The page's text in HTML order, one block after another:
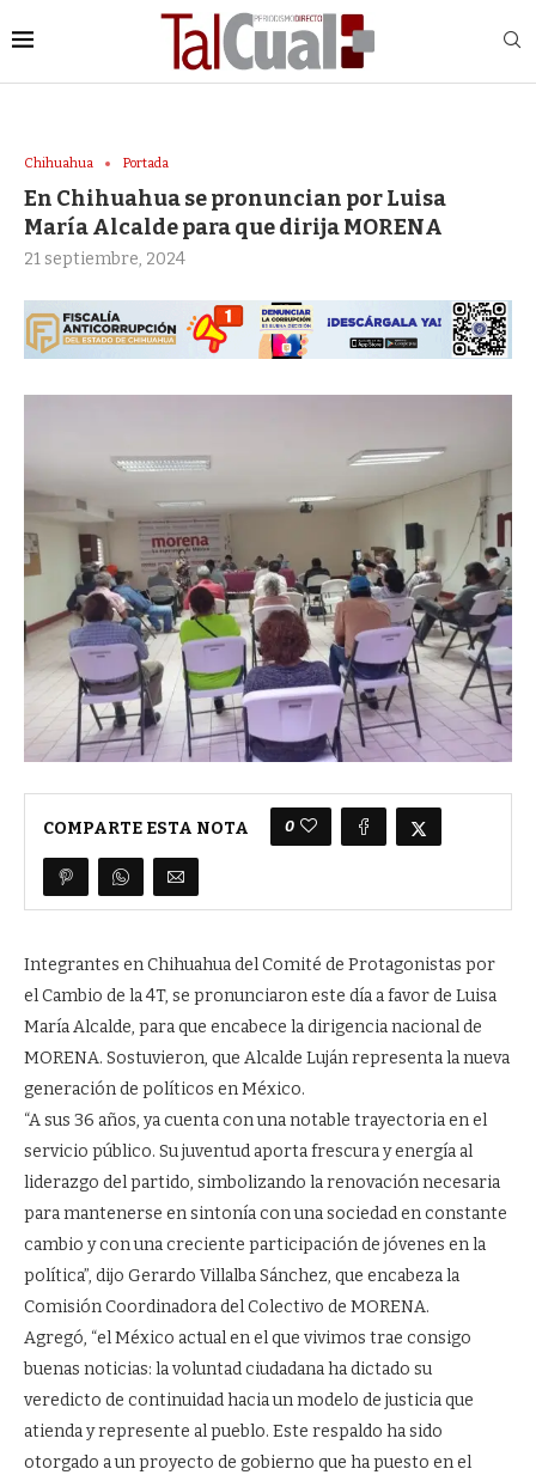
Chihuahua Portada
En Chihuahua se pronuncian por Luisa
María Alcalde para que dirija MORENA
21 septiembre, 2024
COMPARTE ESTA NOTA 0
Integrantes en Chihuahua del Comité de Protagonistas por
el Cambio de la 4T, se pronunciaron este día a favor de Luisa
María Alcalde, para que encabece la dirigencia nacional de
MORENA. Sostuvieron, que Alcalde Luján representa la nueva
generación de políticos en México.
“A sus 36 años, ya cuenta con una notable trayectoria en el
servicio público. Su juventud aporta frescura y energía al
liderazgo del partido, simbolizando la renovación necesaria
para mantenerse en sintonía con una sociedad en constante
cambio y con una creciente participación de jóvenes en la
política”, dijo Gerardo Villalba Sánchez, que encabeza la
Comisión Coordinadora del Colectivo de MORENA.
Agregó, “el México actual en el que vivimos trae consigo
buenas noticias: la voluntad ciudadana ha dictado su
veredicto de continuidad hacia un modelo de justicia que
atienda y represente al pueblo. Este respaldo ha sido
otorgado a un proyecto de gobierno que ha puesto en el